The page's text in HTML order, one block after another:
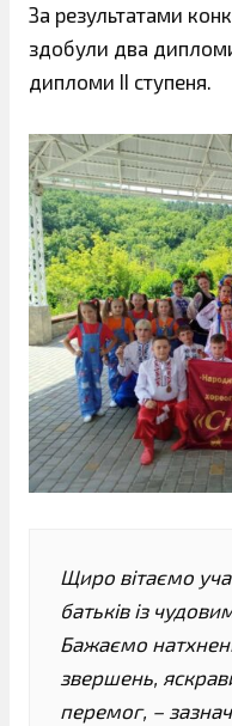
За результатами
здобули два
дипломи ІІ ступеня.
Щиро вітаємо
батьків із
Бажаємо
звершень,
перемог, –